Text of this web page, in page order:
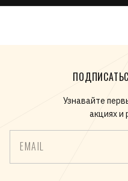
Узнавайте
акциях и
EMAIL